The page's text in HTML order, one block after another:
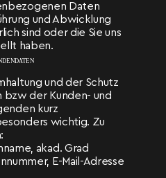
Daten
und Abwicklung
sind oder die Sie uns
haben.
und der Schutz
der Kunden- und
kurz
wichtig. Zu
akad. Grad
E-Mail-Adresse